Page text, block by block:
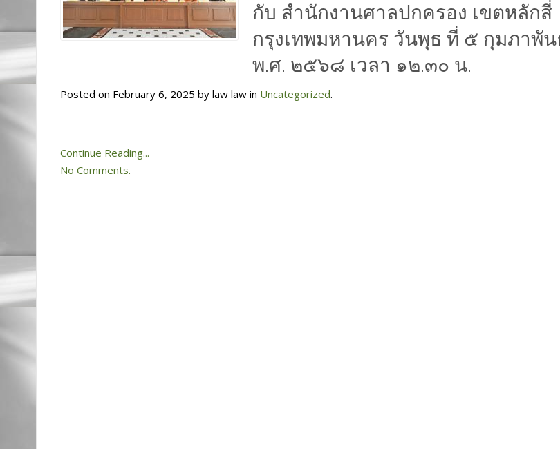
กับ สำนักงานศาลปกครอง เขตหลักสี่
กรุงเทพมหานคร วันพุธ ที่ ๕ กุมภาพัน
พ.ศ. ๒๕๖๘ เวลา ๑๒.๓๐ น.
Posted on February 6, 2025 by law law in Uncategorized.
Continue Reading...
No Comments.